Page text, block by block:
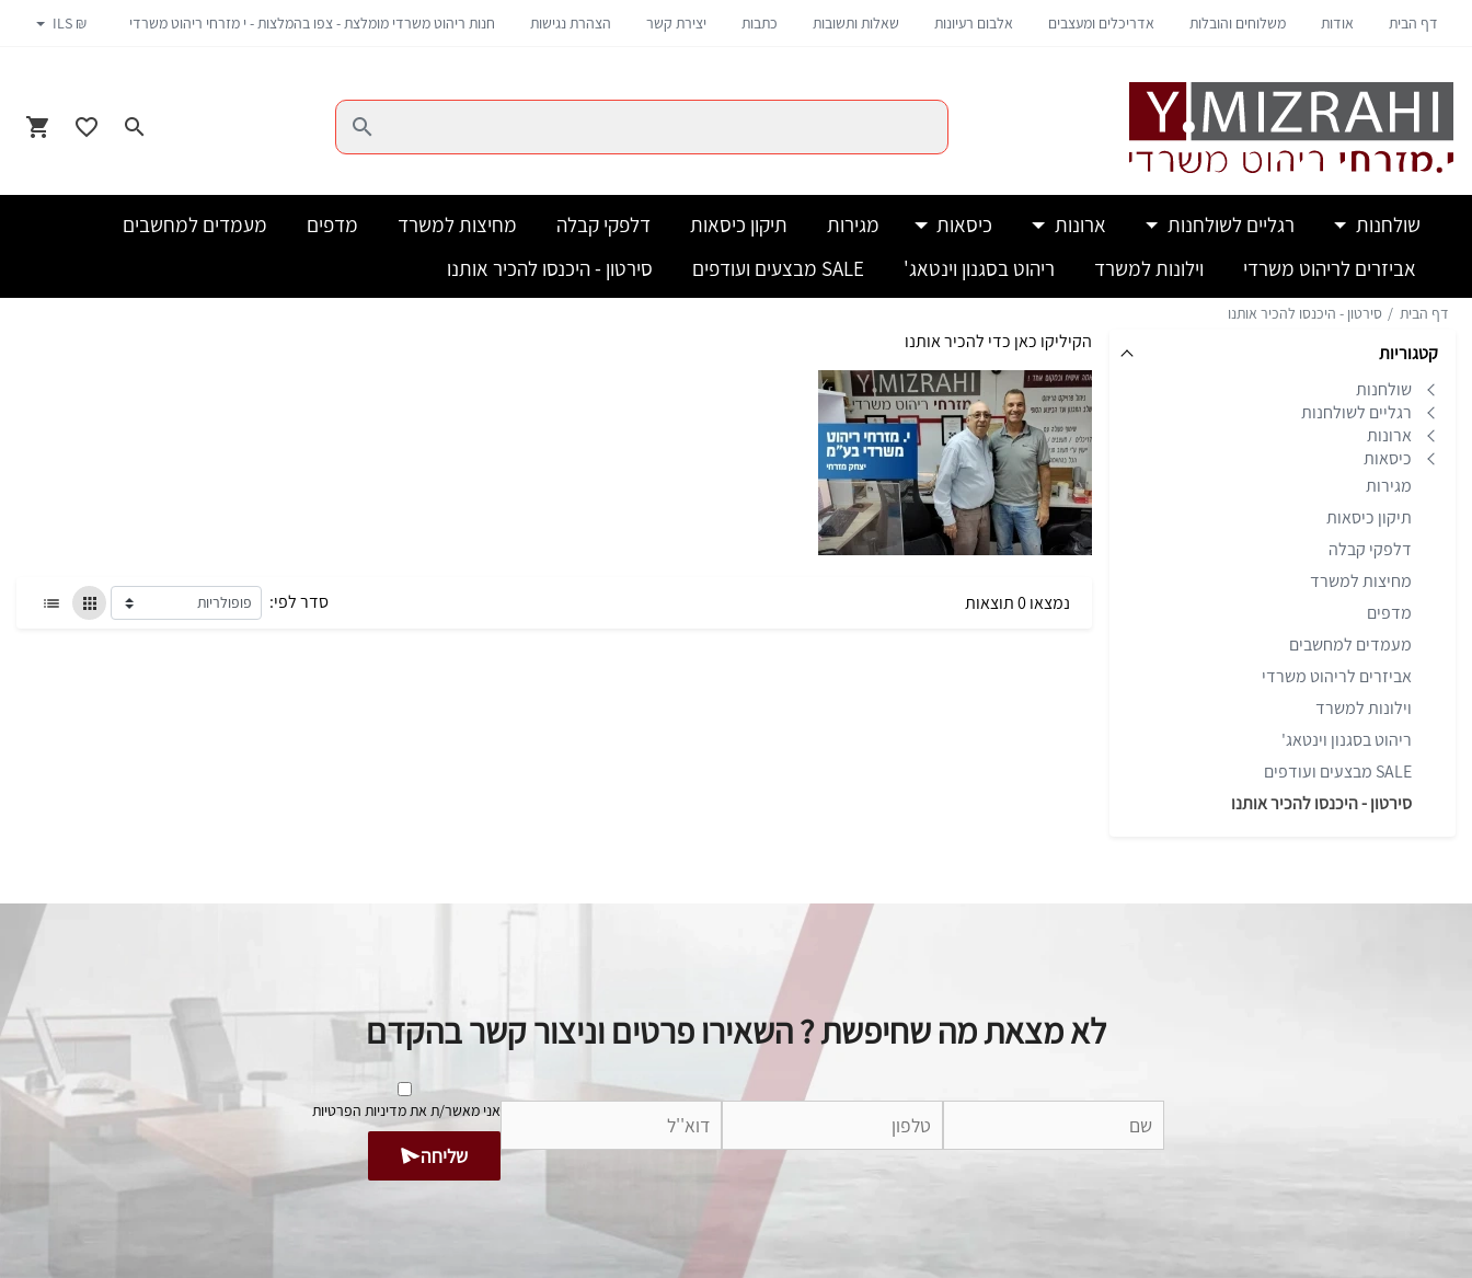
דף הבית אודות משלוחים והובלות אדריכלים ומעצבים אלבום רעיונות שאלות ותשובות כתבות יצירת קשר הצהרת נגישות חנות ריהוט משרדי מומלצת - צפו בהמלצות - י מזרחי ריהוט משרדי ₪ ILS
שולחנות רגליים לשולחנות ארונות כיסאות מגירות תיקון כיסאות דלפקי קבלה מחיצות למשרד מדפים
מעמדים למחשבים
אביזרים לריהוט משרדי
וילונות למשרד ריהוט בסגנון וינטאג' SALE מבצעים ועודפים סירטון - היכנסו להכיר אותנו
דף הבית סירטון - היכנסו להכיר אותנו
קטגוריות
שולחנות
רגליים לשולחנות
ארונות
כיסאות
מגירות
תיקון כיסאות
דלפקי קבלה
מחיצות למשרד
מדפים
מעמדים למחשבים
אביזרים לריהוט משרדי
וילונות למשרד
ריהוט בסגנון וינטאג'
SALE מבצעים ועודפים
סירטון - היכנסו להכיר אותנו
הקיליקו כאן כדי להכיר אותנו
נמצאו 0 תוצאות סדר לפי:
לא מצאת מה שחיפשת ? השאירו פרטים וניצור קשר בהקדם
אני מאשר/ת אתמדיניות הפרטיות
שליחה